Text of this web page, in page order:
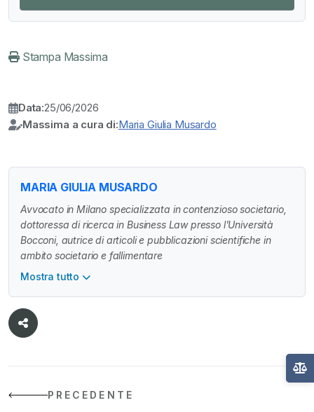
Stampa Massima
Data:25/06/2026
Massima a cura di:Maria Giulia Musardo
MARIA GIULIA MUSARDO
Avvocato in Milano specializzata in contenzioso societario,
dottoressa di ricerca in Business Law presso l'Università
Bocconi, autrice di articoli e pubblicazioni scientifiche in
ambito societario e fallimentare
Mostra tutto
PRECEDENTE